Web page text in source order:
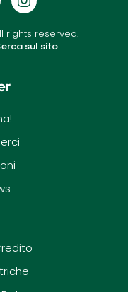
rights reserved.
sul sito